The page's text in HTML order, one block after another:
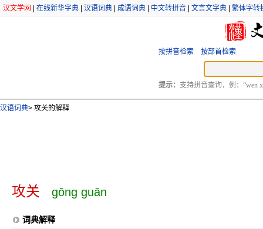
汉文学网 在线新华字典 汉语词典 成语词典 中文转拼音 文言文字典 繁体字转
按拼音检索 按部首检索
提示： 支持拼音查询，例：“wen
汉语词典> 攻关的解释
攻关 gōng guān
词典解释